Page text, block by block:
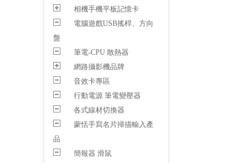
相機手機平板記憶卡
電腦遊戲USB搖桿、方向
盤
筆電-CPU 散熱器
網路攝影機品牌
音效卡專區
行動電源 筆電變壓器
各式線材切換器
蒙恬手寫名片掃描輸入產
品
簡報器 滑鼠